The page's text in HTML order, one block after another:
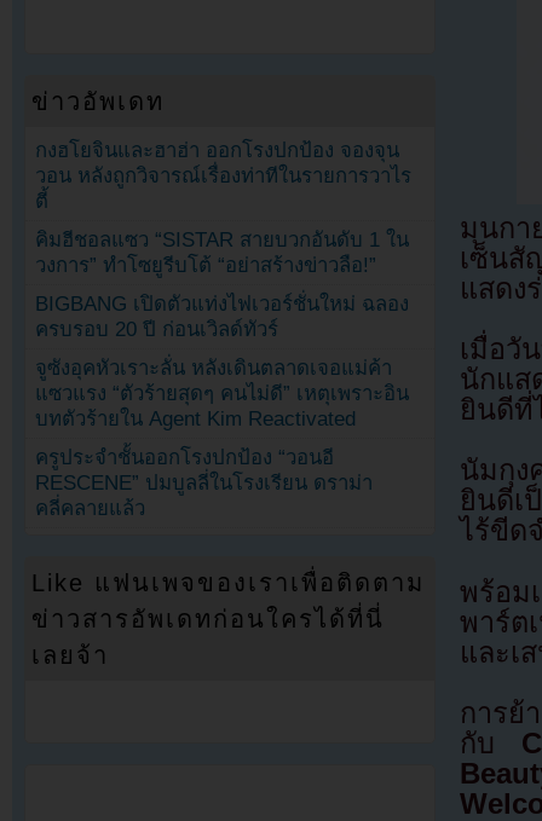
มุนกา
เซ็น
แสดง
เมื่อวั
นักแส
ยินดีที่
นัมกุง
ยินดีเ
ไร้ขีด
พร้อม
พาร์ต
และเ
การย้
กับ
ข่าวอัพเดท
กงฮโยจินและฮาฮ่า ออกโรงปกป้อง จองจุน
วอน หลังถูกวิจารณ์เรื่องท่าทีในรายการวาไร
ตี้
คิมฮีชอลแซว “SISTAR สายบวกอันดับ 1 ใน
วงการ” ทำโซยูรีบโต้ “อย่าสร้างข่าวลือ!”
BIGBANG เปิดตัวแท่งไฟเวอร์ชั่นใหม่ ฉลอง
ครบรอบ 20 ปี ก่อนเวิลด์ทัวร์
จูซังอุคหัวเราะลั่น หลังเดินตลาดเจอแม่ค้า
แซวแรง “ตัวร้ายสุดๆ คนไม่ดี” เหตุเพราะอิน
บทตัวร้ายใน Agent Kim Reactivated
ครูประจำชั้นออกโรงปกป้อง “วอนอี
RESCENE” ปมบูลลี่ในโรงเรียน ดราม่า
คลี่คลายแล้ว
Like แฟนเพจของเราเพื่อติดตาม
ข่าวสารอัพเดทก่อนใครได้ที่นี่
เลยจ้า